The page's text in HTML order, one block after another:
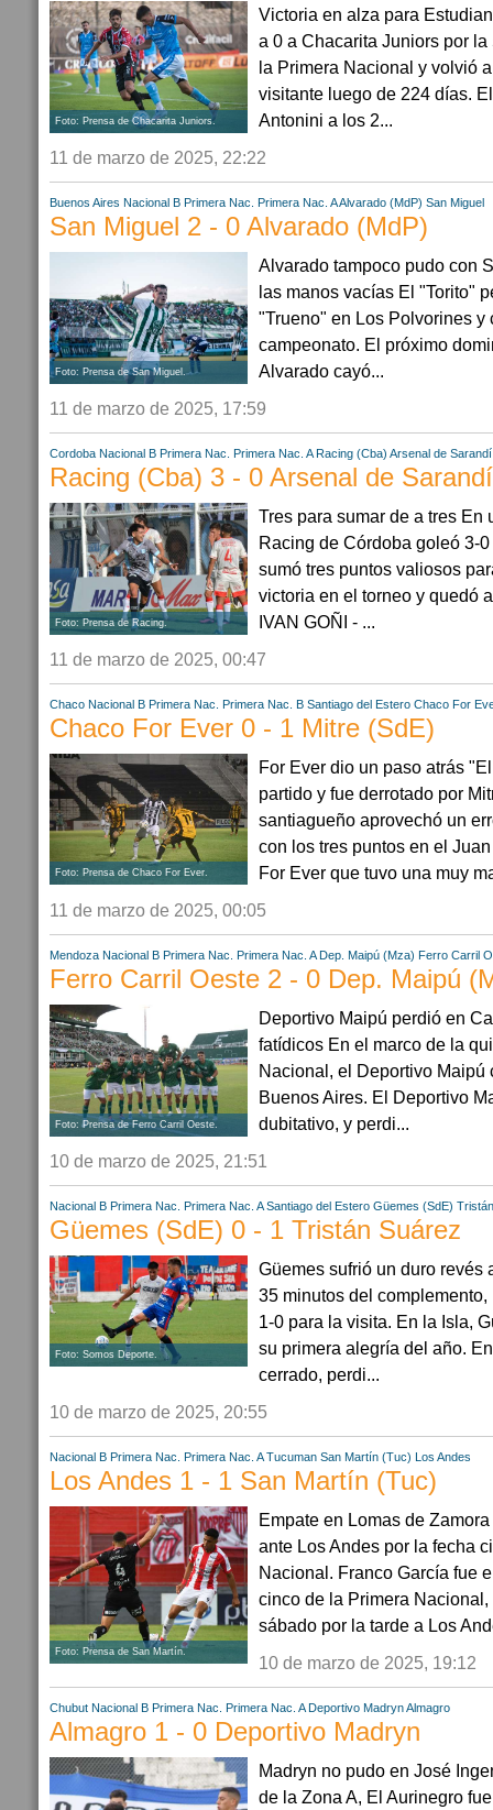
Foto: Prensa de Chacarita Juniors.
Victoria en alza para
a 0 a Chacarita Juniors por
la Primera Nacional y volvió
visitante luego de 224 días.
Antonini a los 2...
11 de marzo de 2025, 22:22
Buenos Aires Nacional B Primera Nac. Primera Nac. AAlvarado (MdP) San Miguel
San Miguel 2 - 0 Alvarado (MdP)
Foto: Prensa de San Miguel.
Alvarado tampoco pudo con
las manos vacías El "Torito"
"Trueno" en Los Polvorines y
campeonato. El próximo
Alvarado cayó...
11 de marzo de 2025, 17:59
Cordoba Nacional B Primera Nac. Primera Nac. A Racing (Cba) Arsenal de Sarandí
Racing (Cba) 3 - 0 Arsenal de Sarandí
Foto: Prensa de Racing.
Tres para sumar de a tres En
Racing de Córdoba goleó 3-
sumó tres puntos valiosos
victoria en el torneo y quedó
IVAN GOÑI - ...
11 de marzo de 2025, 00:47
Chaco Nacional B Primera Nac. Primera Nac. B Santiago del Estero Chaco For
Chaco For Ever 0 - 1 Mitre (SdE)
Foto: Prensa de Chaco For Ever.
For Ever dio un paso atrás
partido y fue derrotado por
santiagueño aprovechó un
con los tres puntos en el
For Ever que tuvo una muy
11 de marzo de 2025, 00:05
Mendoza Nacional B Primera Nac. Primera Nac. A Dep. Maipú (Mza) Ferro Carril
Ferro Carril Oeste 2 - 0 Dep. Maipú
Foto: Prensa de Ferro Carril Oeste.
Deportivo Maipú perdió en
fatídicos En el marco de la
Nacional, el Deportivo Maipú
Buenos Aires. El Deportivo
dubitativo, y perdi...
10 de marzo de 2025, 21:51
Nacional B Primera Nac. Primera Nac. A Santiago del Estero Güemes (SdE)
Güemes (SdE) 0 - 1 Tristán Suárez
Foto: Somos Deporte.
Güemes sufrió un duro revés
35 minutos del
1-0 para la visita. En la Isla,
su primera alegría del año.
cerrado, perdi...
10 de marzo de 2025, 20:55
Nacional B Primera Nac. Primera Nac. A Tucuman San Martín (Tuc) Los Andes
Los Andes 1 - 1 San Martín (Tuc)
Foto: Prensa de San Martín.
Empate en Lomas de
ante Los Andes por la fecha
Nacional. Franco García fue
cinco de la Primera
sábado por la tarde a Los
10 de marzo de 2025, 19:12
Chubut Nacional B Primera Nac. Primera Nac. A Deportivo MadrynAlmagro
Almagro 1 - 0 Deportivo Madryn
Madryn no pudo en José
de la Zona A, El Aurinegro